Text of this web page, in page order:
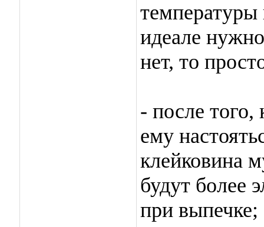
температуры
идеале
нет, то
- после того,
ему
клейковина
будут более
при выпечке;